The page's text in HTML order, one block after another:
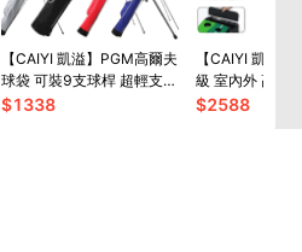
【CAIYI 凱溢】PGM高爾夫
球袋 可裝9支球桿 超輕支架
包 高爾夫球練習袋 男女防
$1338
【CAIYI 凱溢
級 室內外 高爾
果嶺球場 迷你
$2588